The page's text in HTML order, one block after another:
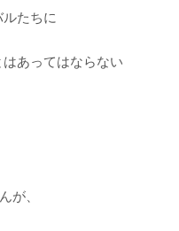
たちに
あってはならない
が、